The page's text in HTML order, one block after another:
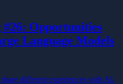
Opportunities
Language Models
different experiences with AI.